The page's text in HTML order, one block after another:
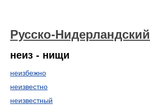
Русско-
неиз - нищи
неизбежно
неизвестно
неизвестный